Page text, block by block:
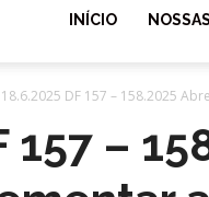
INÍCIO
18.6.2025 DF 157 – 158.2025
157 –